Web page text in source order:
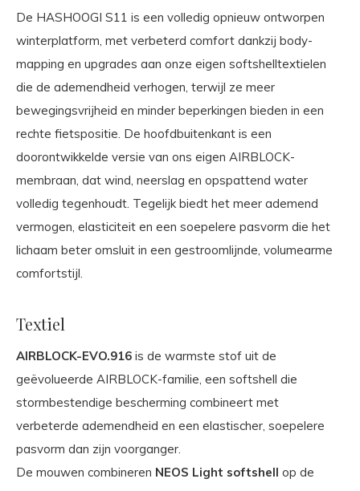
De HASHOOGI S11 is een volledig opnieuw ontworpen
winterplatform, met verbeterd comfort dankzij body-
mapping en upgrades aan onze eigen softshelltextielen
die de ademendheid verhogen, terwijl ze meer
bewegingsvrijheid en minder beperkingen bieden in een
rechte fietspositie. De hoofdbuitenkant is een
doorontwikkelde versie van ons eigen AIRBLOCK-
membraan, dat wind, neerslag en opspattend water
volledig tegenhoudt. Tegelijk biedt het meer ademend
vermogen, elasticiteit en een soepelere pasvorm die het
lichaam beter omsluit in een gestroomlijnde, volumearme
comfortstijl.
Textiel
AIRBLOCK-EVO.916 is de warmste stof uit de
geëvolueerde AIRBLOCK-familie, een softshell die
stormbestendige bescherming combineert met
verbeterde ademendheid en een elastischer, soepelere
pasvorm dan zijn voorganger.
De mouwen combineren NEOS Light softshell op de